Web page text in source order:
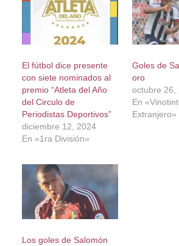
El fútbol dice presente
con siete nominados al
premio “Atleta del Año
del Circulo de
Periodistas Deportivos”
diciembre 12, 2024
En «1ra División»
Goles de
oro
octubre 26,
En
Extranjero»
Los goles de Salomón